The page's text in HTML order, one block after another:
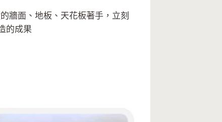
牆面、地板、天花板著手，立刻
的成果